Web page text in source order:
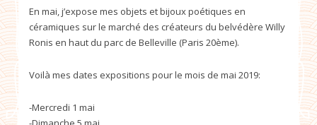
En mai, j’expose mes objets et bijoux poétiques en
céramiques sur le marché des créateurs du belvédère Willy
Ronis en haut du parc de Belleville (Paris 20ème).
Voilà mes dates expositions pour le mois de mai 2019:
-Mercredi 1 mai